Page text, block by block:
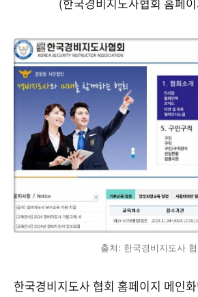
출처: 한국경비지도사 협
한국경비지도사 협회 홈페이지 메인